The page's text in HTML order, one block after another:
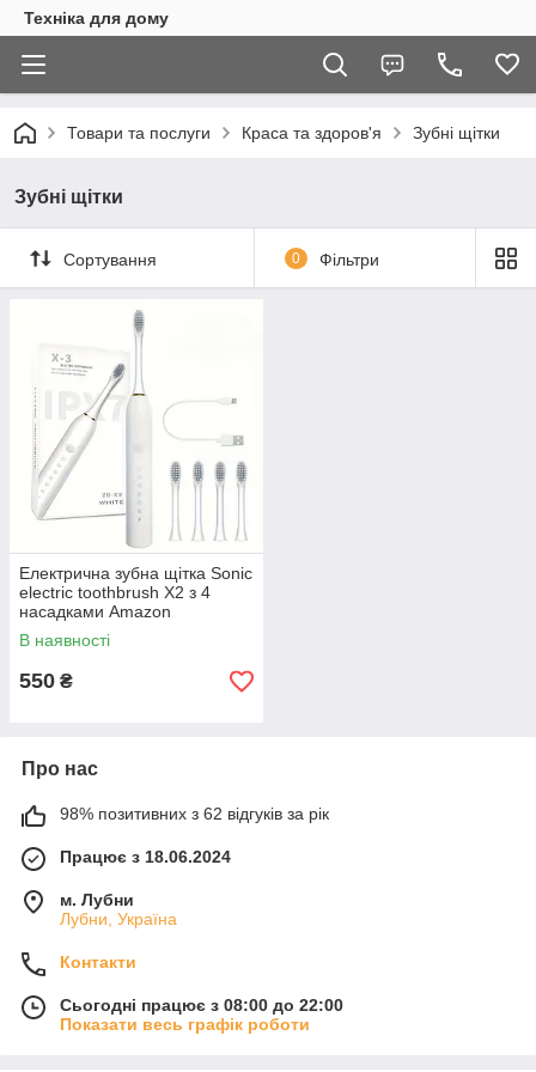
Техніка для дому
Товари та послуги Краса та здоров'я Зубні щітки
Зубні щітки
Сортування 0 Фільтри
Електрична зубна щітка Sonic
electric toothbrush X2 з 4
насадками Amazon
В наявності
550 ₴
Про нас
98% позитивних з 62 відгуків за рік
Працює з 18.06.2024
м. Лубни
Лубни, Україна
Контакти
Сьогодні працює з 08:00 до 22:00
Показати весь графік роботи